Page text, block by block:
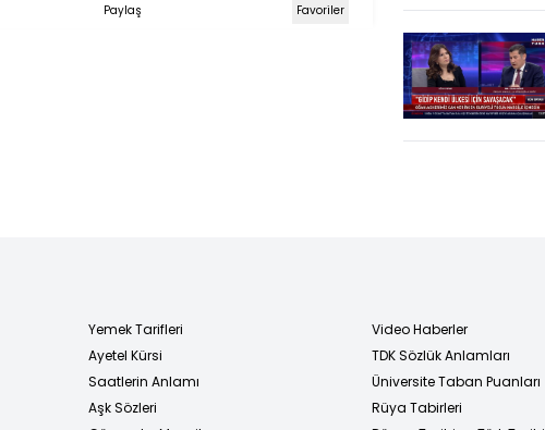
Paylaş Favoriler
Yemek Tarifleri
Ayetel Kürsi
Saatlerin Anlamı
Aşk Sözleri
Video Haberler
TDK Sözlük Anlamları
Üniversite Taban Puanları
Rüya Tabirleri